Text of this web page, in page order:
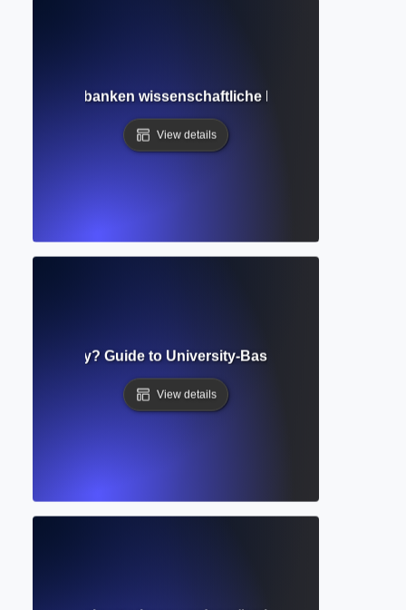
wie Datenbanken wissenschaftliche Informationen
View details
Repository? Guide to University-Based Research
View details